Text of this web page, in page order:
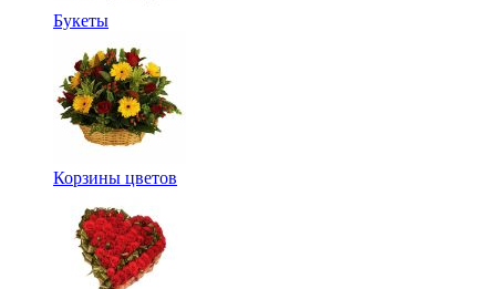
Букеты
Корзины цветов